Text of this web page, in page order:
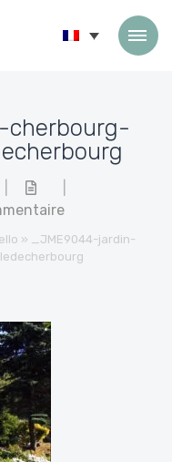
» _JME9044-jardin-